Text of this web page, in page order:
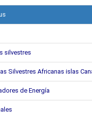
silvestres
Silvestres Africanas islas
de Energía